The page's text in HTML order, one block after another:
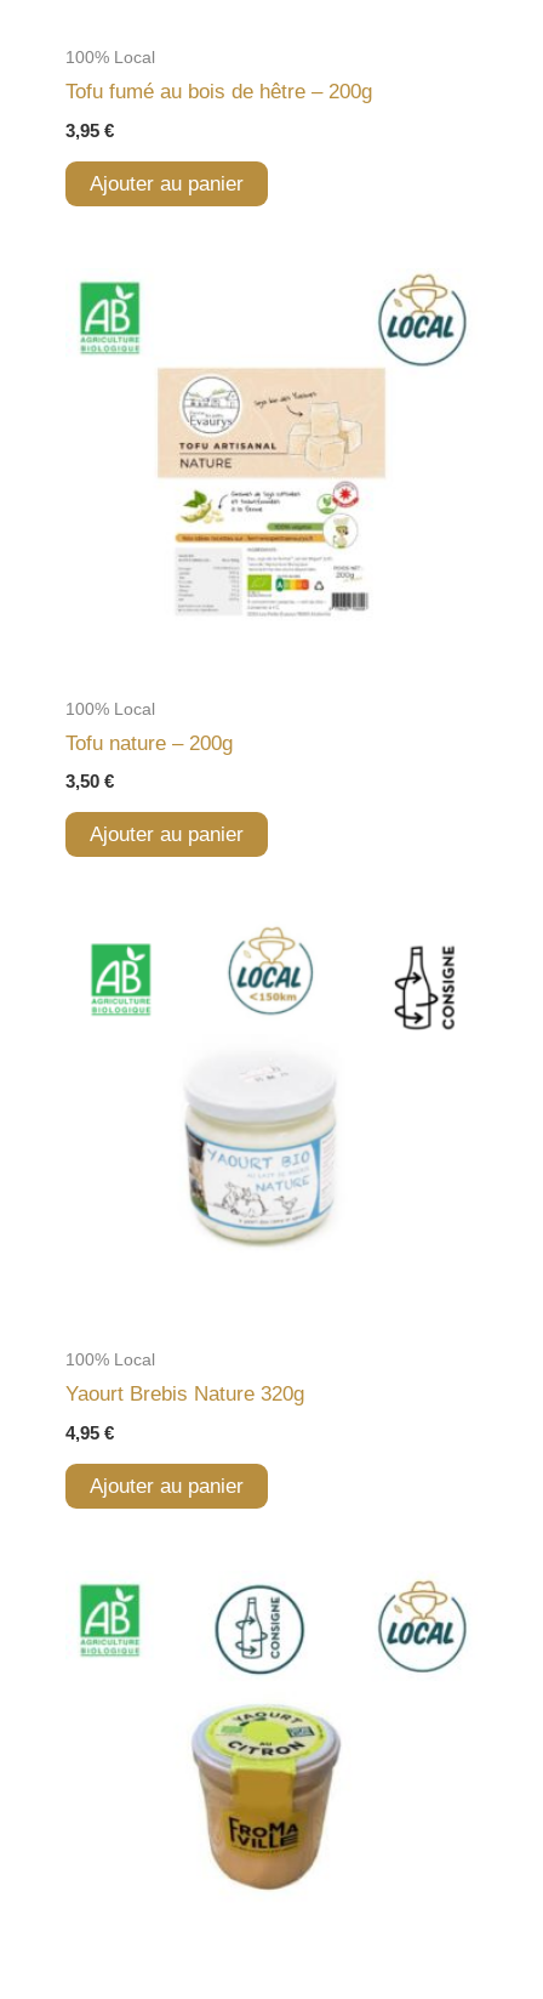
100% Local
Tofu fumé au bois de hêtre – 200g
3,95 €
Ajouter au panier
100% Local
Tofu nature – 200g
3,50 €
Ajouter au panier
100% Local
Yaourt Brebis Nature 320g
4,95 €
Ajouter au panier